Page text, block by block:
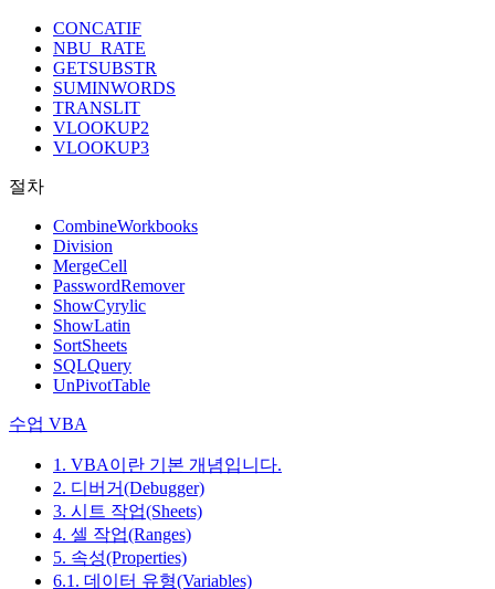
CONCATIF
NBU_RATE
GETSUBSTR
SUMINWORDS
TRANSLIT
VLOOKUP2
VLOOKUP3
절차
CombineWorkbooks
Division
MergeCell
PasswordRemover
ShowCyrylic
ShowLatin
SortSheets
SQLQuery
UnPivotTable
수업 VBA
1. VBA이란 기본 개념입니다.
2. 디버거(Debugger)
3. 시트 작업(Sheets)
4. 셀 작업(Ranges)
5. 속성(Properties)
6.1. 데이터 유형(Variables)